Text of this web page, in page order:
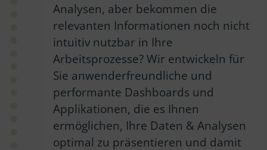
Analysen, aber bekommen die
relevanten Informationen noch nicht
intuitiv nutzbar in Ihre
Arbeitsprozesse? Wir entwickeln für
Sie anwenderfreundliche und
performante Dashboards und
Applikationen, die es Ihnen
ermöglichen, Ihre Daten & Analysen
optimal zu präsentieren und damit